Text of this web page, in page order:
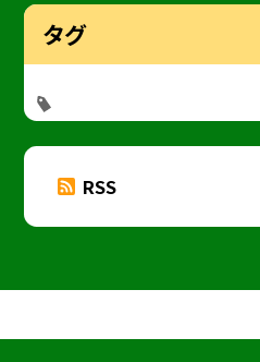
タグ
RSS